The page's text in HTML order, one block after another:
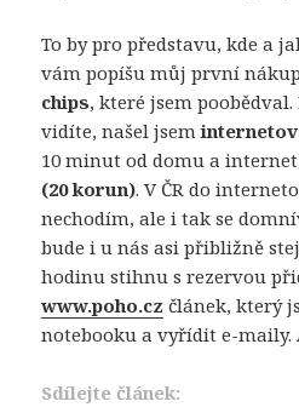
To by pro představu, kde a
vám popíšu můj první
chips, které jsem
vidíte, našel jsem
10 minut od domu a
(20 korun). V ČR do
nechodím, ale i tak se
bude i u nás asi přibližně
hodinu stihnu s rezervou
www.poho.cz článek, který
notebooku a vyřídit e-maily.
Sdílejte článek: